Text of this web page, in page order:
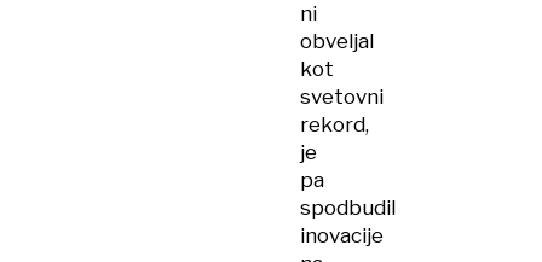
ni
obveljal
kot
svetovni
rekord,
je
pa
spodbudil
inovacije